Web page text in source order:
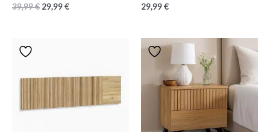
39,99€ El
29,99€El
29,99€